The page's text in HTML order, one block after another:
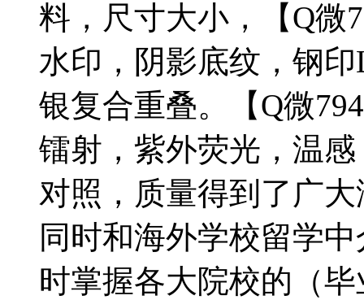
料，尺寸大小，【Q微
水印，阴影底纹，钢
银复合重叠。【Q微
镭射，紫外荧光，温
对照，质量得到了广
同时和海外学校留学
时掌握各大院校的（